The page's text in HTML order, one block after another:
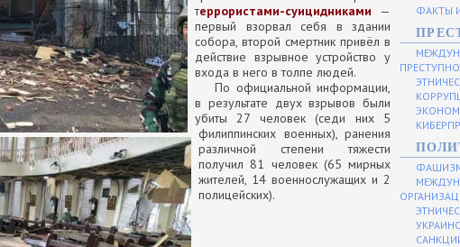
террористами-суицидниками —
первый взорвал себя в здании
собора, второй смертник привёл в
действие взрывное устройство у
входа в него в толпе людей.
По официальной информации,
в результате двух взрывов были
убиты 27 человек (седи них 5
филиппинских военных), ранения
различной степени тяжести
получил 81 человек (65 мирных
жителей, 14 военнослужащих и 2
полицейских).
ФАКТЫ